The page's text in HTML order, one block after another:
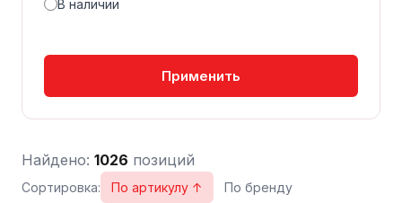
В наличии
Применить
Найдено: 1026 позиций
Сортировка: По артикулу ↑ По бренду